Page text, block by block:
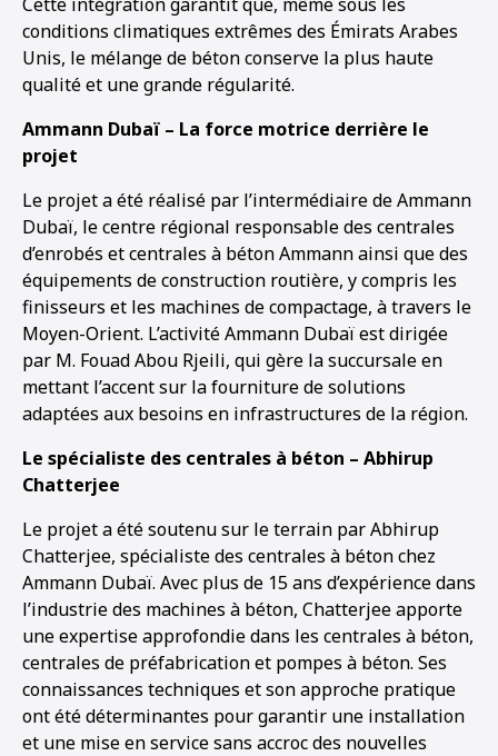
conditions climatiques extrêmes des Émirats Arabes
Unis, le mélange de béton conserve la plus haute
qualité et une grande régularité.
Ammann Dubaï – La force motrice derrière le
projet
Le projet a été réalisé par l’intermédiaire de Ammann
Dubaï, le centre régional responsable des centrales
d’enrobés et centrales à béton Ammann ainsi que des
équipements de construction routière, y compris les
finisseurs et les machines de compactage, à travers le
Moyen-Orient. L’activité Ammann Dubaï est dirigée
par M. Fouad Abou Rjeili, qui gère la succursale en
mettant l’accent sur la fourniture de solutions
adaptées aux besoins en infrastructures de la région.
Le spécialiste des centrales à béton – Abhirup
Chatterjee
Le projet a été soutenu sur le terrain par Abhirup
Chatterjee, spécialiste des centrales à béton chez
Ammann Dubaï. Avec plus de 15 ans d’expérience dans
l’industrie des machines à béton, Chatterjee apporte
une expertise approfondie dans les centrales à béton,
centrales de préfabrication et pompes à béton. Ses
connaissances techniques et son approche pratique
ont été déterminantes pour garantir une installation
et une mise en service sans accroc des nouvelles